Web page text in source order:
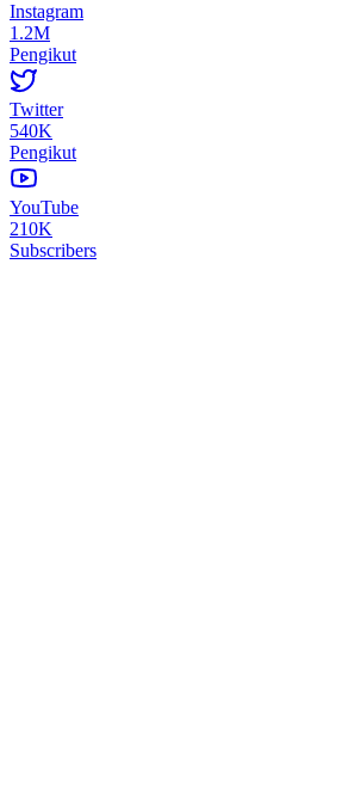
Instagram
1.2M
Pengikut
Twitter
540K
Pengikut
YouTube
210K
Subscribers